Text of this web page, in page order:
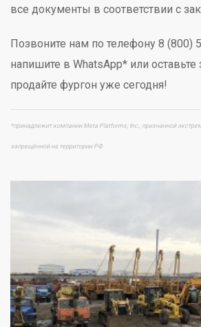
все документы в соответствии с
Позвоните нам по телефону 8 (800)
напишите в WhatsApp* или оставьте
продайте фургон уже сегодня!
*принадлежит компании Meta Platforms, Inc., признанной
запрещённой на территории РФ